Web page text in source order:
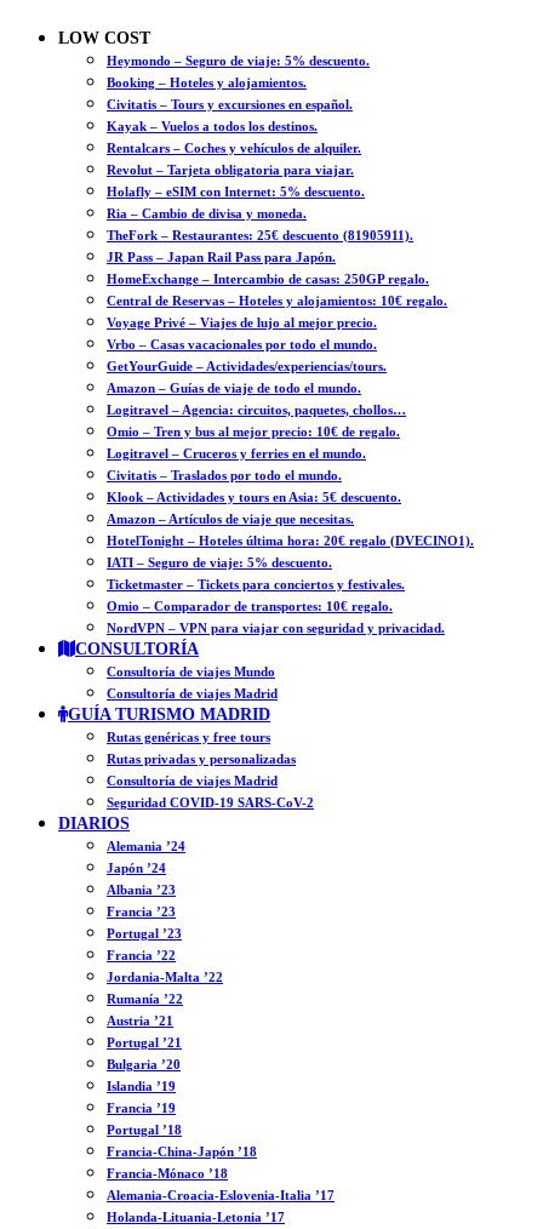
LOW COST
Heymondo – Seguro de viaje: 5% descuento.
Booking – Hoteles y alojamientos.
Civitatis – Tours y excursiones en español.
Kayak – Vuelos a todos los destinos.
Rentalcars – Coches y vehículos de alquiler.
Revolut – Tarjeta obligatoria para viajar.
Holafly – eSIM con Internet: 5% descuento.
Ria – Cambio de divisa y moneda.
TheFork – Restaurantes: 25€ descuento (81905911).
JR Pass – Japan Rail Pass para Japón.
HomeExchange – Intercambio de casas: 250GP regalo.
Central de Reservas – Hoteles y alojamientos: 10€ regalo.
Voyage Privé – Viajes de lujo al mejor precio.
Vrbo – Casas vacacionales por todo el mundo.
GetYourGuide – Actividades/experiencias/tours.
Amazon – Guías de viaje de todo el mundo.
Logitravel – Agencia: circuitos, paquetes, chollos…
Omio – Tren y bus al mejor precio: 10€ de regalo.
Logitravel – Cruceros y ferries en el mundo.
Civitatis – Traslados por todo el mundo.
Klook – Actividades y tours en Asia: 5€ descuento.
Amazon – Artículos de viaje que necesitas.
HotelTonight – Hoteles última hora: 20€ regalo (DVECINO1).
IATI – Seguro de viaje: 5% descuento.
Ticketmaster – Tickets para conciertos y festivales.
Omio – Comparador de transportes: 10€ regalo.
NordVPN – VPN para viajar con seguridad y privacidad.
CONSULTORÍA
Consultoría de viajes Mundo
Consultoría de viajes Madrid
GUÍA TURISMO MADRID
Rutas genéricas y free tours
Rutas privadas y personalizadas
Consultoría de viajes Madrid
Seguridad COVID-19 SARS-CoV-2
DIARIOS
Alemania ’24
Japón ’24
Albania ’23
Francia ’23
Portugal ’23
Francia ’22
Jordania-Malta ’22
Rumanía ’22
Austria ’21
Portugal ’21
Bulgaria ’20
Islandia ’19
Francia ’19
Portugal ’18
Francia-China-Japón ’18
Francia-Mónaco ’18
Alemania-Croacia-Eslovenia-Italia ’17
Holanda-Lituania-Letonia ’17